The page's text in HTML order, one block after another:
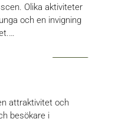
Olika aktiviteter
och en invigning
attraktivitet och
besökare i